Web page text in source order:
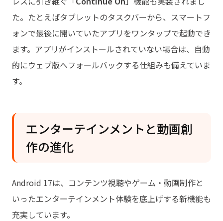
た。たとえばタブレットのタスクバーから、スマートフ
ォンで最後に開いていたアプリをワンタップで起動でき
ます。アプリがインストールされていない場合は、自動
的にウェブ版へフォールバックする仕組みも備えていま
す。
エンターテインメントと動画創
作の進化
Android 17は、コンテンツ視聴やゲーム・動画制作と
いったエンターテインメント体験を底上げする新機能も
充実しています。